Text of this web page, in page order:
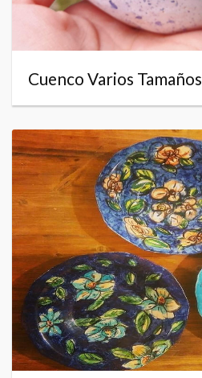
Cuenco Varios Tamaños